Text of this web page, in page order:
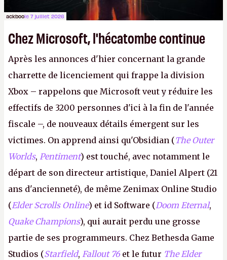
ackboole 7 juillet 2026
Chez Microsoft, l'hécatombe continue
Après les annonces d'hier concernant la grande
charrette de licenciement qui frappe la division
Xbox – rappelons que Microsoft veut y réduire les
effectifs de 3200 personnes d'ici à la fin de l'année
fiscale –, de nouveaux détails émergent sur les
victimes. On apprend ainsi qu'Obsidian (The Outer
Worlds, Pentiment) est touché, avec notamment le
départ de son directeur artistique, Daniel Alpert (21
ans d'ancienneté), de même Zenimax Online Studio
(Elder Scrolls Online) et id Software (Doom Eternal,
Quake Champions), qui aurait perdu une grosse
partie de ses programmeurs. Chez Bethesda Game
Studios (Starfield, Fallout 76 et le futur The Elder